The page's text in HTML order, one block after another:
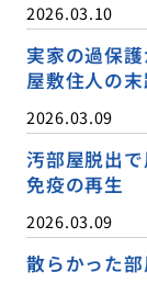
2026.03.10
実家の過保
屋敷住人の
2026.03.09
汚部屋脱出
免疫の再生
2026.03.09
散らかった